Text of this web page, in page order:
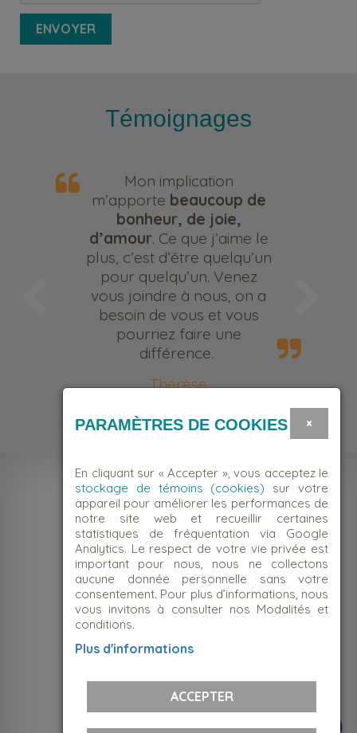
Témoignages
implication
beaucoup de
Ce que j’aime le
quelqu’un
Venez
à nous, on a
vous et vous
personne
me suis
m’obligeant
NOUS JOINDRE
Suivez-nous!
×
PARAMÈTRES DE COOKIES
En cliquant sur « Accepter », vous acceptez le
stockage de témoins (cookies) sur votre
appareil pour améliorer les performances de
notre site web et recueillir certaines
statistiques de fréquentation via Google
Analytics. Le respect de votre vie privée est
important pour nous, nous ne collectons
aucune donnée personnelle sans votre
consentement. Pour plus d’informations, nous
vous invitons à consulter nos Modalités et
conditions.
Plus d'informations
ACCEPTER